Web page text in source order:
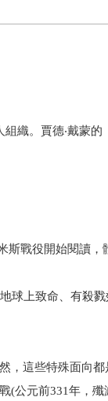
織。賈德‧戴蒙的
斯戰役開始閱讀，
球上致命、有殺
，這些特殊面向都
(公元前331年，殲